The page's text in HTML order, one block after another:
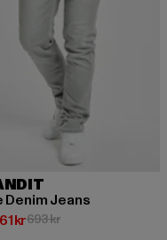
Denim Jeans
kr pris: 533,61 kr
693 krKampanjpris: 693 kr